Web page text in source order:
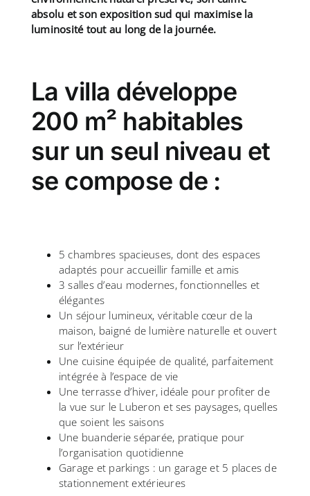
absolu et son exposition sud qui maximise la
luminosité tout au long de la journée.
La villa développe
200 m² habitables
sur un seul niveau et
se compose de :
5 chambres spacieuses, dont des espaces
adaptés pour accueillir famille et amis
3 salles d’eau modernes, fonctionnelles et
élégantes
Un séjour lumineux, véritable cœur de la
maison, baigné de lumière naturelle et ouvert
sur l’extérieur
Une cuisine équipée de qualité, parfaitement
intégrée à l’espace de vie
Une terrasse d’hiver, idéale pour profiter de
la vue sur le Luberon et ses paysages, quelles
que soient les saisons
Une buanderie séparée, pratique pour
l’organisation quotidienne
Garage et parkings : un garage et 5 places de
stationnement extérieures